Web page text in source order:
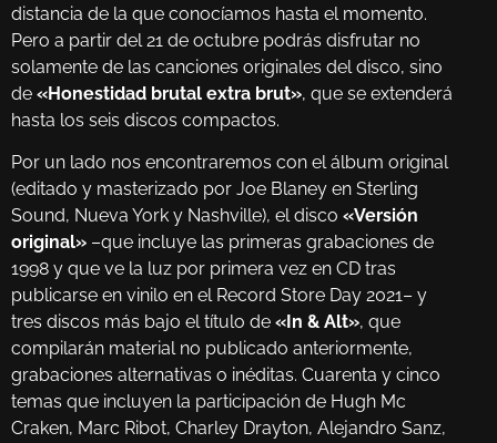
distancia de la que conocíamos hasta el momento.
Pero a partir del 21 de octubre podrás disfrutar no
solamente de las canciones originales del disco, sino
de «Honestidad brutal extra brut», que se extenderá
hasta los seis discos compactos.
Por un lado nos encontraremos con el álbum original
(editado y masterizado por Joe Blaney en Sterling
Sound, Nueva York y Nashville), el disco «Versión
original» –que incluye las primeras grabaciones de
1998 y que ve la luz por primera vez en CD tras
publicarse en vinilo en el Record Store Day 2021– y
tres discos más bajo el título de «In & Alt», que
compilarán material no publicado anteriormente,
grabaciones alternativas o inéditas. Cuarenta y cinco
temas que incluyen la participación de Hugh Mc
Craken, Marc Ribot, Charley Drayton, Alejandro Sanz,